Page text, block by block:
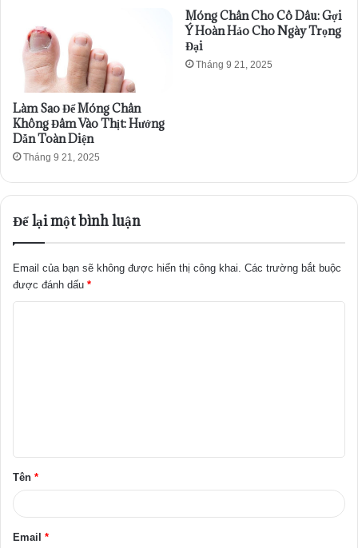
Làm Sao Để Móng Chân
Không Đâm Vào Thịt: Hướng
Dẫn Toàn Diện
Tháng 9 21, 2025
Móng Chân Cho Cô Dâu: Gợi
Ý Hoàn Hảo Cho Ngày Trọng
Đại
Tháng 9 21, 2025
Để lại một bình luận
Email của bạn sẽ không được hiển thị công khai. Các trường bắt buộc
được đánh dấu *
ậ
n
Tên *
Email *